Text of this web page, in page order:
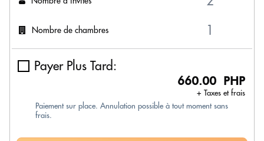
Nombre de chambres
Payer Plus Tard:
660.00 PHP
+ Taxes et frais
Paiement sur place. Annulation possible à tout moment sans
frais.